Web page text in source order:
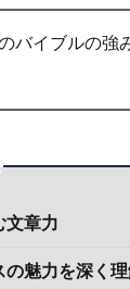
バイブルの強
文章力
の魅力を深く